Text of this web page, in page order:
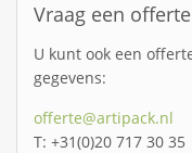
Vraag een
U kunt ook een
gegevens:
offerte@artipack.nl
T: +31(0)20 717 30 35